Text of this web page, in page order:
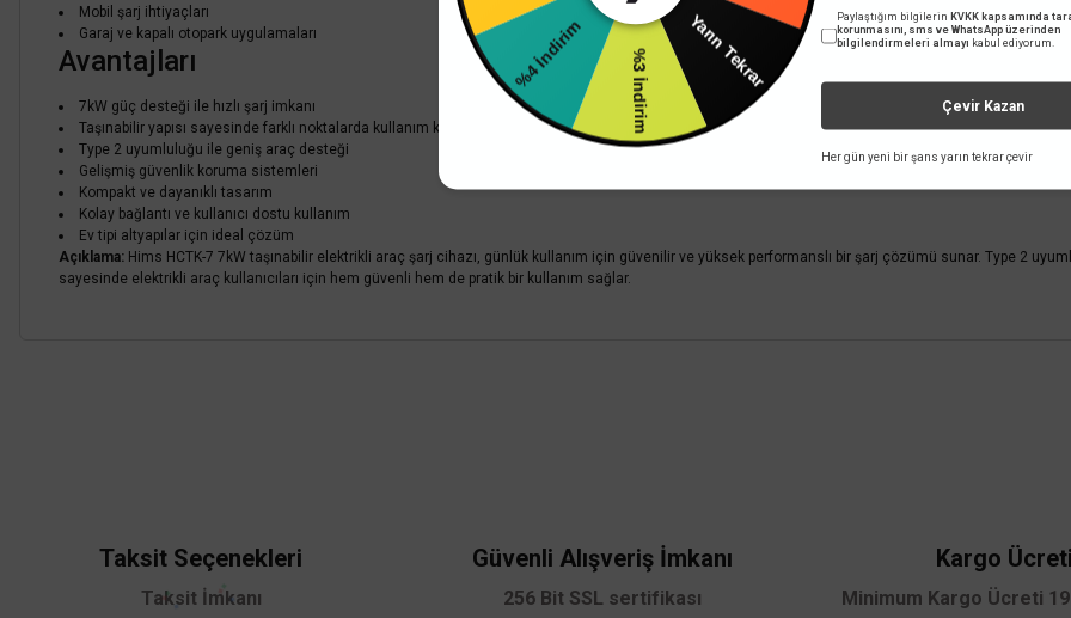
Mobil şarj ihtiyaçları
Garaj ve kapalı otopark uygulamaları
Avantajları
7kW güç desteği ile hızlı şarj imkanı
Taşınabilir yapısı sayesinde farklı noktalarda kullanım kolaylığı
Type 2 uyumluluğu ile geniş araç desteği
Gelişmiş güvenlik koruma sistemleri
Kompakt ve dayanıklı tasarım
Kolay bağlantı ve kullanıcı dostu kullanım
Ev tipi altyapılar için ideal çözüm
Açıklama: Hims HCTK-7 7kW taşınabilir elektrikli araç şarj cihazı, günlük kullanım için güvenilir ve yüksek performanslı bir şarj çözümü sunar. Type 2
sayesinde elektrikli araç kullanıcıları için hem güvenli hem de pratik bir kullanım sağlar.
Ürün fiyatı diğer sitelerden daha pahalı.
Bu ürüne benzer farklı alternatifler olmalı.
Taksit Seçenekleri
Taksit İmkanı
Güvenli Alışveriş İmkanı
256 Bit SSL sertifikası
Kargo Ücreti
Minimum Kargo Ücreti
Yarın Tekrar
%3 İndirim
%4 İndirim
Paylaştığım bilgilerin KVKK kapsamında
korunmasını, sms ve WhatsApp üzerinden
bilgilendirmeleri almayı kabul ediyorum.
Çevir Kazan
Her gün yeni bir şans yarın tekrar çevir